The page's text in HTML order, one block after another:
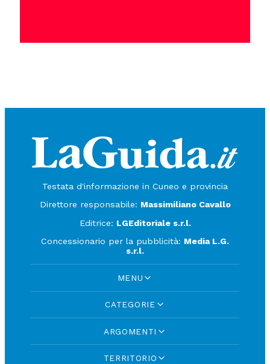
Testata d'informazione in Cuneo e provincia
Direttore responsabile: Massimiliano Cavallo
Editrice: LGEditoriale s.r.l.
Concessionario per la pubblicità: Media L.G.
s.r.l.
MENU
CATEGORIE
ARGOMENTI
TERRITORIO